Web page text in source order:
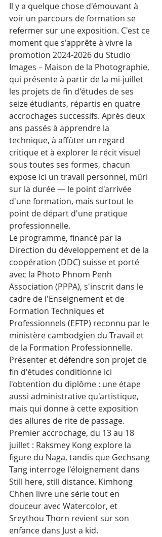
Il y a quelque chose d'émouvant à
voir un parcours de formation se
refermer sur une exposition. C'est ce
moment que s'apprête à vivre la
promotion 2024-2026 du Studio
Images – Maison de la Photographie,
qui présente à partir de la mi-juillet
les projets de fin d'études de ses
seize étudiants, répartis en quatre
accrochages successifs. Après deux
ans passés à apprendre la
technique, à affûter un regard
critique et à explorer le récit visuel
sous toutes ses formes, chacun
expose ici un travail personnel, mûri
sur la durée — le point d'arrivée
d'une formation, mais surtout le
point de départ d'une pratique
professionnelle.
Le programme, financé par la
Direction du développement et de la
coopération (DDC) suisse et porté
avec la Photo Phnom Penh
Association (PPPA), s'inscrit dans le
cadre de l'Enseignement et de
Formation Techniques et
Professionnels (EFTP) reconnu par le
ministère cambodgien du Travail et
de la Formation Professionnelle.
Présenter et défendre son projet de
fin d'études conditionne ici
l'obtention du diplôme : une étape
aussi administrative qu'artistique,
mais qui donne à cette exposition
des allures de rite de passage.
Premier accrochage, du 13 au 18
juillet : Raksmey Kong explore la
figure du Naga, tandis que Gechsang
Tang interroge l'éloignement dans
Still here, still distance. Kimhong
Chhen livre une série tout en
douceur avec Watercolor, et
Sreythou Thorn revient sur son
enfance dans Just a kid.